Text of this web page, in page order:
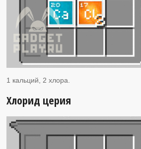
1 кальций, 2 хлора.
Хлорид церия